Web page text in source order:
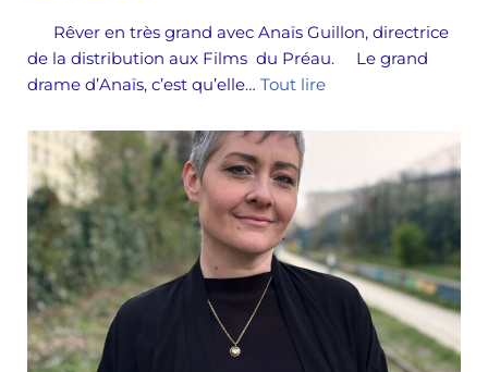
Rêver en très grand avec Anaïs Guillon, directrice
de la distribution aux Films du Préau. Le grand
drame d’Anaïs, c’est qu’elle… Tout lire